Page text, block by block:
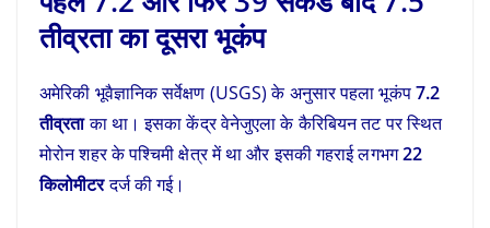
तीव्रता का दूसरा भूकंप
अमेरिकी भूवैज्ञानिक सर्वेक्षण (USGS) के अनुसार पहला भूकंप7.2
तीव्रताका था। इसका केंद्र वेनेजुएला के कैरिबियन तट पर स्थित
मोरोन शहर के पश्चिमी क्षेत्र में था और इसकी गहराई लगभग22
किलोमीटरदर्ज की गई।